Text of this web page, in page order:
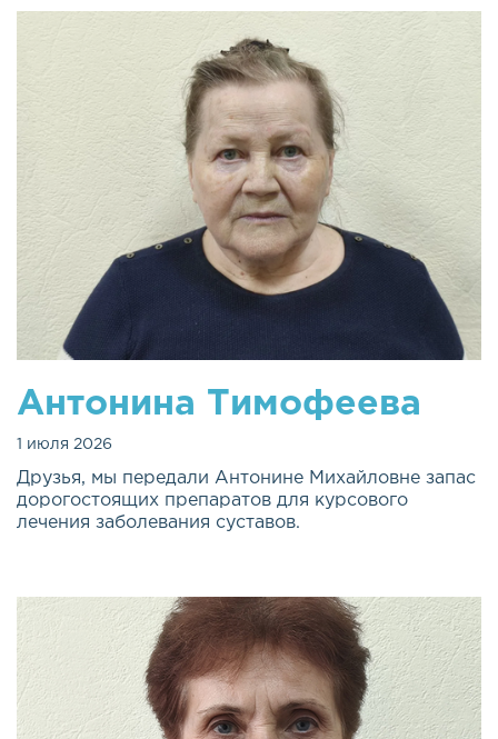
Антонина Тимофеева
1 июля 2026
Друзья, мы передали Антонине Михайловне запас
дорогостоящих препаратов для курсового
лечения заболевания суставов.